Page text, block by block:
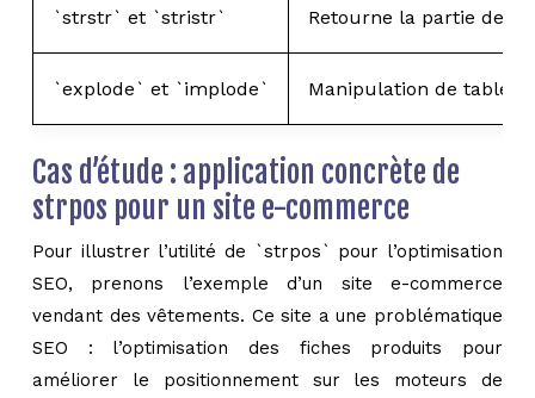
`strstr` et `stristr` Retourne la partie de
`explode` et `implode` Manipulation de
Cas d’étude : application concrète de
strpos pour un site e-commerce
Pour illustrer l’utilité de `strpos` pour l’optimisation
SEO, prenons l’exemple d’un site e-commerce
vendant des vêtements. Ce site a une problématique
SEO : l’optimisation des fiches produits pour
améliorer le positionnement sur les moteurs de